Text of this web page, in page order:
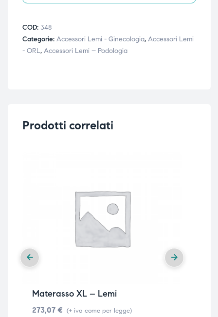
COD: 348
Categorie: Accessori Lemi - Ginecologia, Accessori Lemi
- ORL, Accessori Lemi – Podologia
Prodotti correlati
Materasso XL – Lemi
273,07 € (+ iva come per legge)